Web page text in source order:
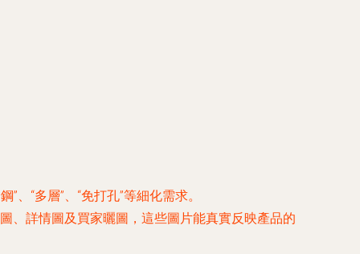
、“多層”、“免打孔”等細化需求。
、詳情圖及買家曬圖 ，這些圖片能真實反映產品的